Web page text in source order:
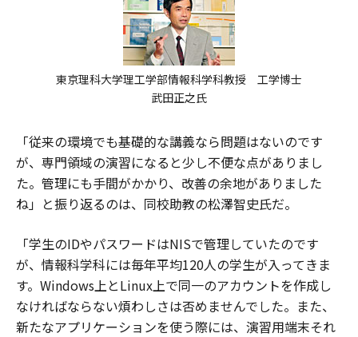
東京理科大学理工学部情報科学科教授 工学博士
武田正之氏
「従来の環境でも基礎的な講義なら問題はないのです
が、専門領域の演習になると少し不便な点がありまし
た。管理にも手間がかかり、改善の余地がありました
ね」と振り返るのは、同校助教の松澤智史氏だ。
「学生のIDやパスワードはNISで管理していたのです
が、情報科学科には毎年平均120人の学生が入ってきま
す。Windows上とLinux上で同一のアカウントを作成し
なければならない煩わしさは否めませんでした。また、
新たなアプリケーションを使う際には、演習用端末それ